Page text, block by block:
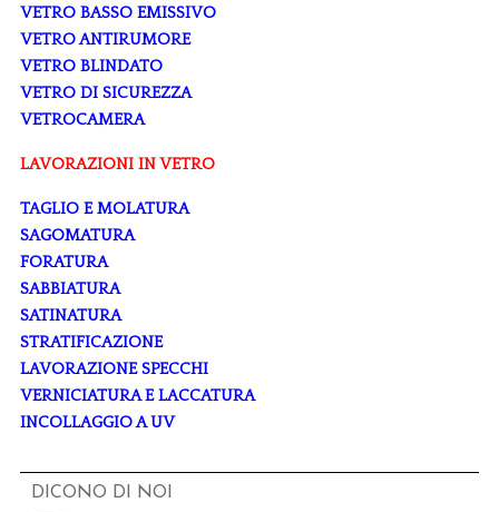
VETRO BASSO EMISSIVO
VETRO ANTIRUMORE
VETRO BLINDATO
VETRO DI SICUREZZA
VETROCAMERA
LAVORAZIONI IN VETRO
TAGLIO E MOLATURA
SAGOMATURA
FORATURA
SABBIATURA
SATINATURA
STRATIFICAZIONE
LAVORAZIONE SPECCHI
VERNICIATURA E LACCATURA
INCOLLAGGIO A UV
DICONO DI NOI